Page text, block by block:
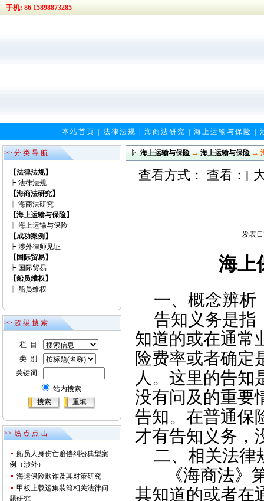
手机: 86 15898873285
本站首页 法律法规 海商法研究 海上运输与保险
>> 分 类 导 航
【法律法规】
┝ 法律法规
【海商法研究】
┝ 海商法研究
【海上运输与保险】
┝ 海上运输与保险
【成功案例】
┝ 涉外律师见证
【国际贸易】
┝ 国际贸易
【船员维权】
┝ 船员维权
>> 超 级 搜 索
栏 目
类 别
关键词
站内搜索
>> 热 点 点 击
船员人身伤亡赔偿纠纷典型案
例（涉外）
海运保险欺诈及其对策研究
甲板上载运集装箱相关法律问
题研究
海上运输与保险→ 海上运输与保险→
查看方式： 查看：[
发表
海上
一、概念辨析
告知义务是指
知道的或在通常
险费率或者确定
人。这里的告知
没有问及的重要
告知。在普通保
才有告知义务，
二、相关法律
《海商法》
其知道的或者在